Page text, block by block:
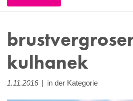
kulhanek
1.11.2016 | in der Kategorie